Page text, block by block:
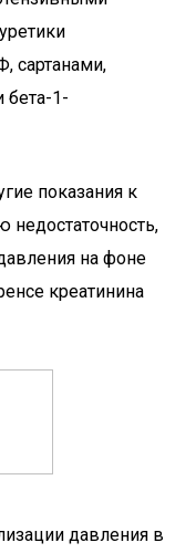
сартанами,
бета-1-
показания к
на фоне
креатинина
давления в